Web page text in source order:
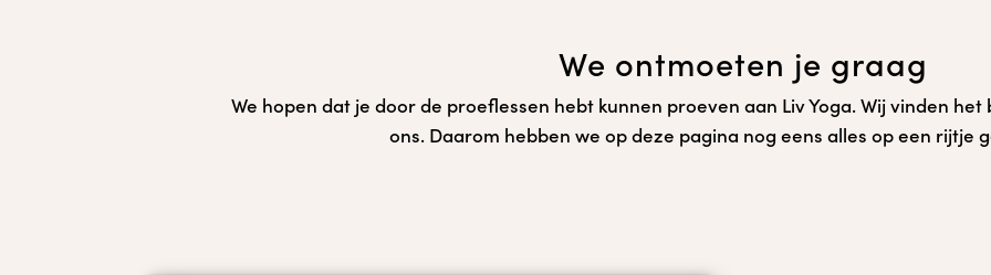
We ontmoeten je graag
We hopen dat je door de proeflessen hebt kunnen proeven aan Liv Yoga. Wij vinden
ons. Daarom hebben we op deze pagina nog eens alles op een rijtje